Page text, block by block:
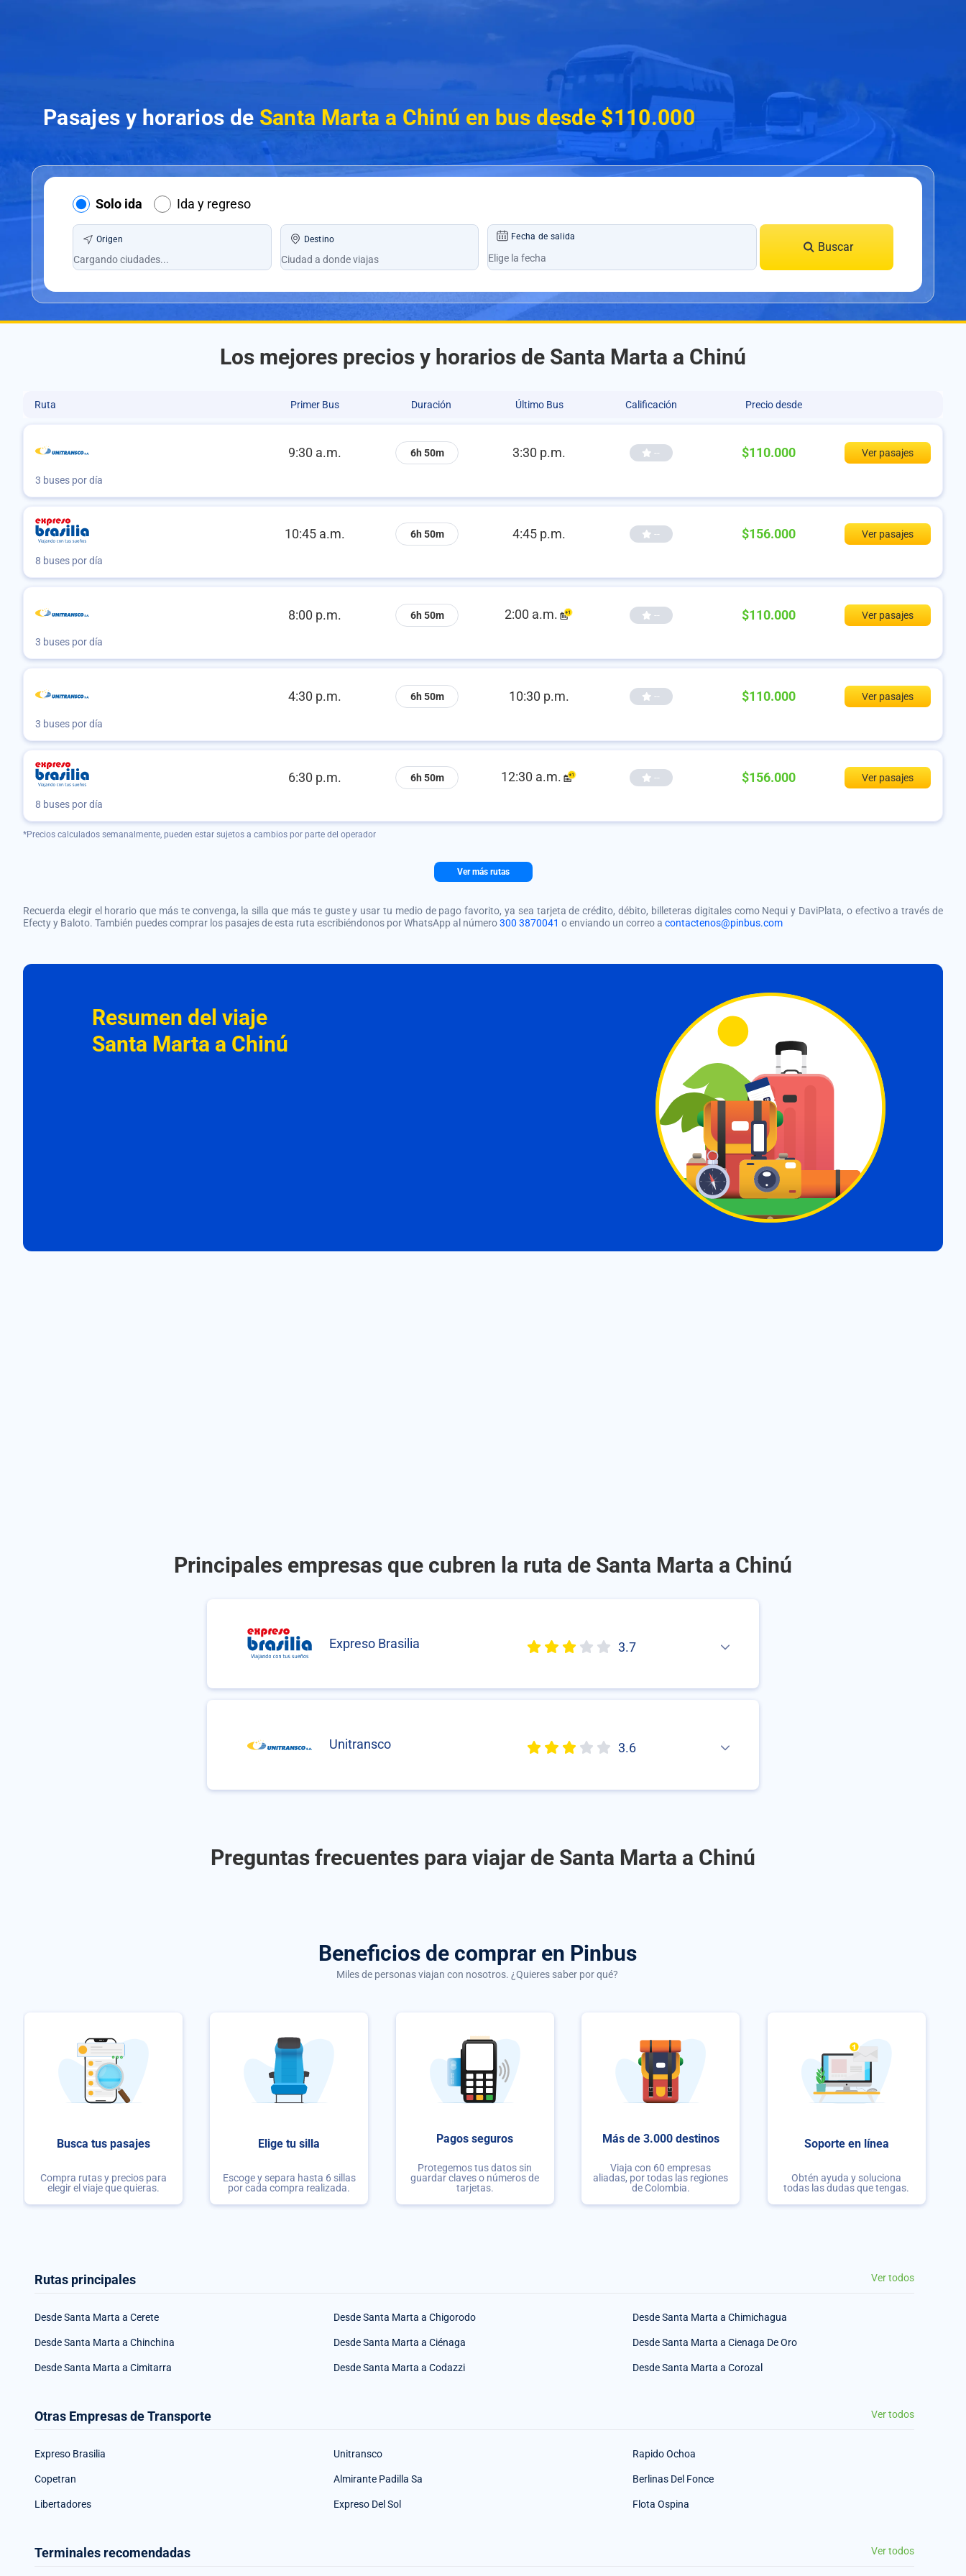
Pasajes y horarios de Santa Marta a Chinú en bus desde $110.000
Solo ida Ida y regreso
Origen Destino Fecha de salida
Buscar
Los mejores precios y horarios de Santa Marta a Chinú
Ruta Primer Bus Duración Último Bus Calificación Precio desde
9:30 a.m. 6h 50m 3:30 p.m. -- $110.000 Ver pasajes
3 buses por día
10:45 a.m. 6h 50m 4:45 p.m. -- $156.000 Ver pasajes
8 buses por día
8:00 p.m. 6h 50m 2:00 a.m. -- $110.000 Ver pasajes
3 buses por día
4:30 p.m. 6h 50m 10:30 p.m. -- $110.000 Ver pasajes
3 buses por día
6:30 p.m. 6h 50m 12:30 a.m. -- $156.000 Ver pasajes
8 buses por día
*Precios calculados semanalmente, pueden estar sujetos a cambios por parte del operador
Ver más rutas
Recuerda elegir el horario que más te convenga, la silla que más te guste y usar tu medio de pago favorito, ya sea tarjeta de crédito, débito, billeteras digitales como Nequi y DaviPlata, o efectivo a través de
Efecty y Baloto. También puedes comprar los pasajes de esta ruta escribiéndonos por WhatsApp al número300 3870041 o enviando un correo a contactenos@pinbus.com
Resumen del viaje
Santa Marta a Chinú
Principales empresas que cubren la ruta de Santa Marta a Chinú
Expreso Brasilia 3.7
Unitransco 3.6
Preguntas frecuentes para viajar de Santa Marta a Chinú
Beneficios de comprar en Pinbus
Miles de personas viajan con nosotros. ¿Quieres saber por qué?
Busca tus pasajes
Compra rutas y precios para
elegir el viaje que quieras.
Elige tu silla
Escoge y separa hasta 6 sillas
por cada compra realizada.
Pagos seguros
Protegemos tus datos sin
guardar claves o números de
tarjetas.
Más de 3.000 destinos
Viaja con 60 empresas
aliadas, por todas las regiones
de Colombia.
Soporte en línea
Obtén ayuda y soluciona
todas las dudas que tengas.
Rutas principales Ver todos
Desde Santa Marta a Cerete Desde Santa Marta a Chigorodo Desde Santa Marta a Chimichagua
Desde Santa Marta a Chinchina Desde Santa Marta a Ciénaga Desde Santa Marta a Cienaga De Oro
Desde Santa Marta a Cimitarra Desde Santa Marta a Codazzi Desde Santa Marta a Corozal
Otras Empresas de Transporte Ver todos
Expreso Brasilia Unitransco Rapido Ochoa
Copetran Almirante Padilla Sa Berlinas Del Fonce
Libertadores Expreso Del Sol Flota Ospina
Terminales recomendadas Ver todos